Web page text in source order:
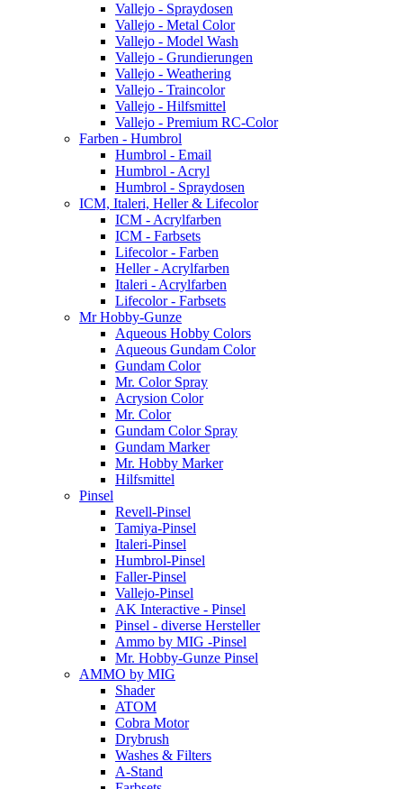
Vallejo - Spraydosen
Vallejo - Metal Color
Vallejo - Model Wash
Vallejo - Grundierungen
Vallejo - Weathering
Vallejo - Traincolor
Vallejo - Hilfsmittel
Vallejo - Premium RC-Color
Farben - Humbrol
Humbrol - Email
Humbrol - Acryl
Humbrol - Spraydosen
ICM, Italeri, Heller & Lifecolor
ICM - Acrylfarben
ICM - Farbsets
Lifecolor - Farben
Heller - Acrylfarben
Italeri - Acrylfarben
Lifecolor - Farbsets
Mr Hobby-Gunze
Aqueous Hobby Colors
Aqueous Gundam Color
Gundam Color
Mr. Color Spray
Acrysion Color
Mr. Color
Gundam Color Spray
Gundam Marker
Mr. Hobby Marker
Hilfsmittel
Pinsel
Revell-Pinsel
Tamiya-Pinsel
Italeri-Pinsel
Humbrol-Pinsel
Faller-Pinsel
Vallejo-Pinsel
AK Interactive - Pinsel
Pinsel - diverse Hersteller
Ammo by MIG -Pinsel
Mr. Hobby-Gunze Pinsel
AMMO by MIG
Shader
ATOM
Cobra Motor
Drybrush
Washes & Filters
A-Stand